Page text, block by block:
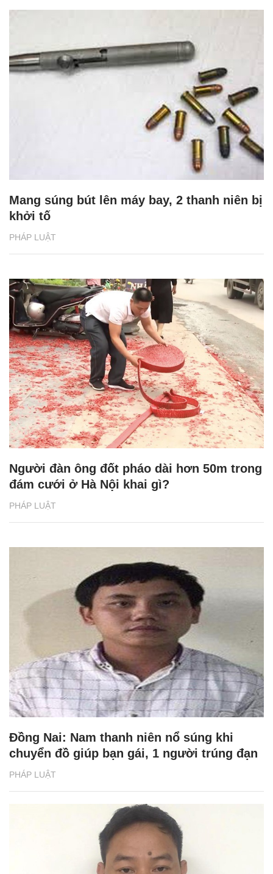
PHÁP LUẬT
Mang súng bút lên máy bay, 2 thanh niên bị
khởi tố
PHÁP LUẬT
Người đàn ông đốt pháo dài hơn 50m trong
đám cưới ở Hà Nội khai gì?
PHÁP LUẬT
Đồng Nai: Nam thanh niên nổ súng khi
chuyển đồ giúp bạn gái, 1 người trúng đạn